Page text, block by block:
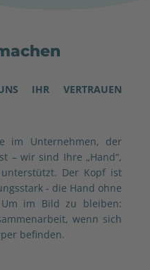
IHR VERTRAUEN
im Unternehmen, der
– wir sind Ihre „Hand“,
Der Kopf ist
- die Hand ohne
im Bild zu bleiben:
wenn sich
befinden.